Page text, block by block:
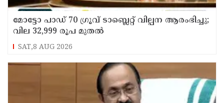
മോട്ടോ പാഡ് 70 ഗ്രൂവ് ടാബ്ലെറ്റ് വില്പന ആരംഭിച്ചു;
വില 32,999 രൂപ മുതൽ
SAT,8 AUG 2026